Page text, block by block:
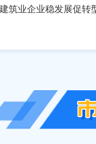
筑业企业稳发展促转